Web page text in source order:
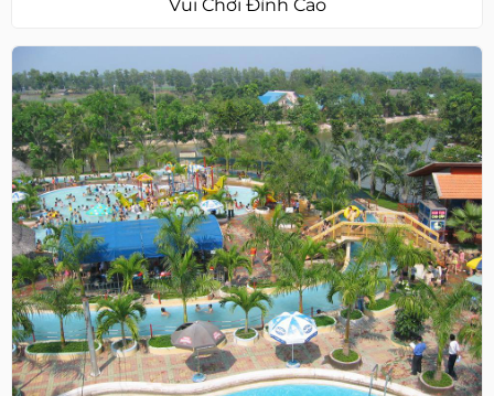
Vui Chơi Đỉnh Cao